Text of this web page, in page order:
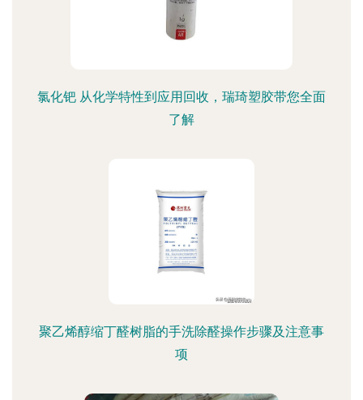
氯化钯 从化学特性到应用回收，瑞琦塑胶带您全面
了解
聚乙烯醇缩丁醛树脂的手洗除醛操作步骤及注意事
项